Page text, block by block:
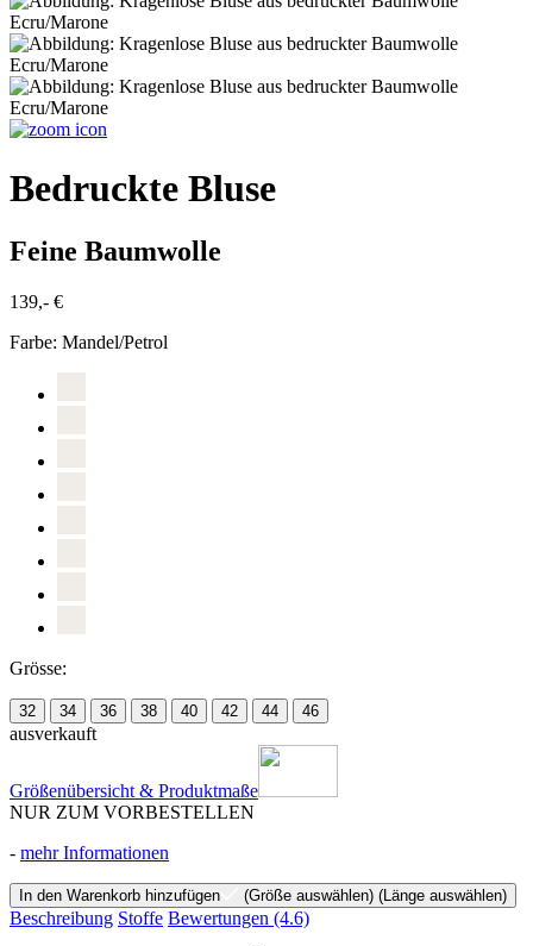
Bedruckte Bluse
Feine Baumwolle
139,- €
Farbe: Mandel/Petrol
Grösse:
32 34 36 38 40 42 44 46
ausverkauft
Größenübersicht & Produktmaße
NUR ZUM VORBESTELLEN
- mehr Informationen
In den Warenkorb hinzufügen (Größe auswählen) (Länge auswählen)
Beschreibung Stoffe Bewertungen (4.6)